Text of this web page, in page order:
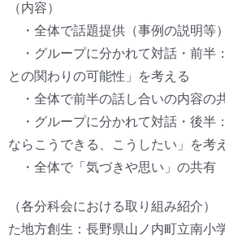
（内容）
・全体で話題提供（事例の説明等
・グループに分かれて対話・前半
との関わりの可能性」を考える
・全体で前半の話し合いの内容の
・グループに分かれて対話・後半
ならこうできる、こうしたい」を考
・全体で「気づきや思い」の共有
（各分科会における取り組み紹介
た地方創生：長野県山ノ内町立南小